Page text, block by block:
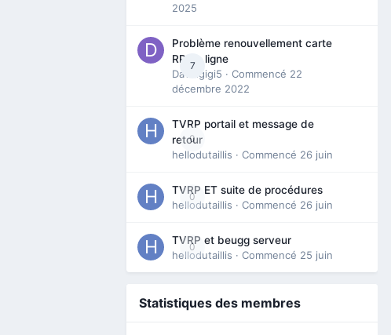
2025
7
Problème renouvellement carte
RP en ligne
Davidgigi5 · Commencé 22
décembre 2022
0
TVRP portail et message de
retour
hellodutaillis · Commencé 26 juin
0
TVRP ET suite de procédures
hellodutaillis · Commencé 26 juin
0
TVRP et beugg serveur
hellodutaillis · Commencé 25 juin
Statistiques des membres